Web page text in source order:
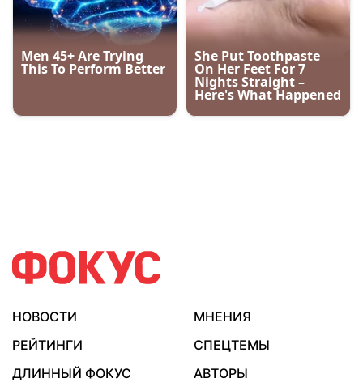
НОВОСТИ
МНЕНИЯ
РЕЙТИНГИ
СПЕЦТЕМЫ
ДЛИННЫЙ ФОКУС
АВТОРЫ